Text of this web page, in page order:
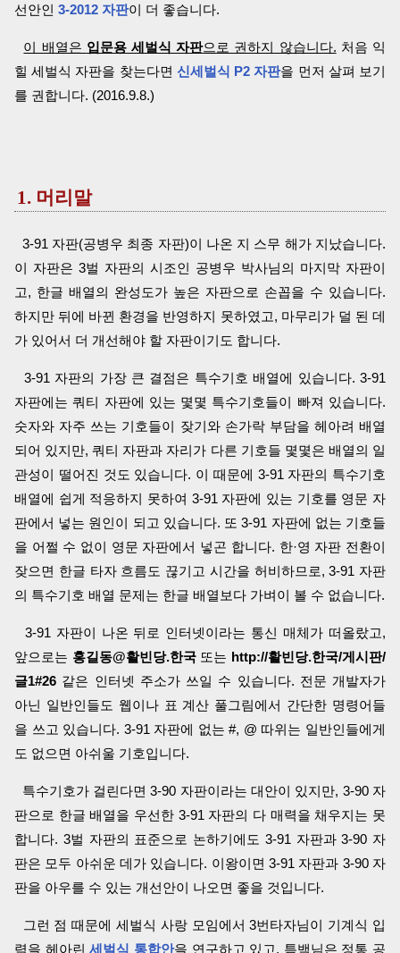
선안인 3-2012 자판이 더 좋습니다.
이 배열은 입문용 세벌식 자판으로 권하지 않습니다. 처음 익
힐 세벌식 자판을 찾는다면 신세벌식 P2 자판을 먼저 살펴 보기
를 권합니다. (2016.9.8.)
1. 머리말
3-91 자판(공병우 최종 자판)이 나온 지 스무 해가 지났습니다.
이 자판은 3벌 자판의 시조인 공병우 박사님의 마지막 자판이
고, 한글 배열의 완성도가 높은 자판으로 손꼽을 수 있습니다.
하지만 뒤에 바뀐 환경을 반영하지 못하였고, 마무리가 덜 된 데
가 있어서 더 개선해야 할 자판이기도 합니다.
3-91 자판의 가장 큰 결점은 특수기호 배열에 있습니다. 3-91
자판에는 쿼티 자판에 있는 몇몇 특수기호들이 빠져 있습니다.
숫자와 자주 쓰는 기호들이 잦기와 손가락 부담을 헤아려 배열
되어 있지만, 쿼티 자판과 자리가 다른 기호들 몇몇은 배열의 일
관성이 떨어진 것도 있습니다. 이 때문에 3-91 자판의 특수기호
배열에 쉽게 적응하지 못하여 3-91 자판에 있는 기호를 영문 자
판에서 넣는 원인이 되고 있습니다. 또 3-91 자판에 없는 기호들
을 어쩔 수 없이 영문 자판에서 넣곤 합니다. 한·영 자판 전환이
잦으면 한글 타자 흐름도 끊기고 시간을 허비하므로, 3-91 자판
의 특수기호 배열 문제는 한글 배열보다 가벼이 볼 수 없습니다.
3-91 자판이 나온 뒤로 인터넷이라는 통신 매체가 떠올랐고,
앞으로는 홍길동@활빈당.한국또는 http://활빈당.한국/게시판/
글1#26 같은 인터넷 주소가 쓰일 수 있습니다. 전문 개발자가
아닌 일반인들도 웹이나 표 계산 풀그림에서 간단한 명령어들
을 쓰고 있습니다. 3-91 자판에 없는 #, @ 따위는 일반인들에게
도 없으면 아쉬울 기호입니다.
특수기호가 걸린다면 3-90 자판이라는 대안이 있지만, 3-90 자
판으로 한글 배열을 우선한 3-91 자판의 다 매력을 채우지는 못
합니다. 3벌 자판의 표준으로 논하기에도 3-91 자판과 3-90 자
판은 모두 아쉬운 데가 있습니다. 이왕이면 3-91 자판과 3-90 자
판을 아우를 수 있는 개선안이 나오면 좋을 것입니다.
그런 점 때문에 세벌식 사랑 모임에서 3번타자님이 기계식 입
력을 헤아린세벌식 통합안을 연구하고 있고, 특백님은 정통 공